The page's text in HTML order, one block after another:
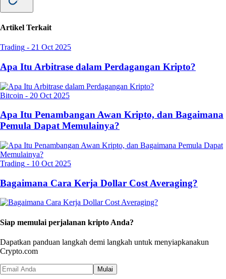
Artikel Terkait
Trading - 21 Oct 2025
Apa Itu Arbitrase dalam Perdagangan Kripto?
Bitcoin - 20 Oct 2025
Apa Itu Penambangan Awan Kripto, dan Bagaimana
Pemula Dapat Memulainya?
Trading - 10 Oct 2025
Bagaimana Cara Kerja Dollar Cost Averaging?
Siap memulai perjalanan kripto Anda?
Dapatkan panduan langkah demi langkah untuk menyiapkanakun
Crypto.com
Mulai